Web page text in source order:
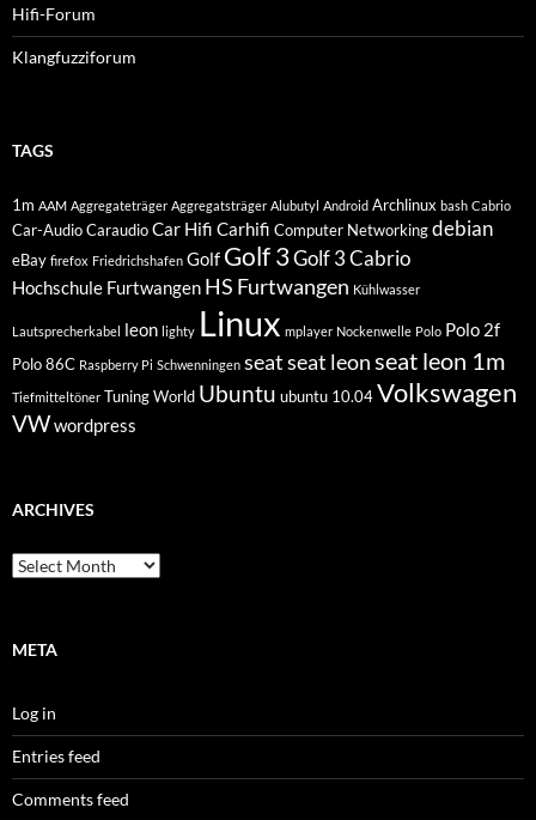
Hifi-Forum
Klangfuzziforum
TAGS
1m AAM Aggregateträger Aggregatsträger Alubutyl Android Archlinux bash Cabrio
Car-AudioCaraudioCar Hifi Carhifi Computer Networkingdebian
eBay firefox Friedrichshafen Golf Golf 3Golf 3 Cabrio
Hochschule Furtwangen HS Furtwangen Kühlwasser
Lautsprecherkabel leon lighty Linux mplayer Nockenwelle Polo Polo 2f
Polo 86C Raspberry Pi Schwenningen seatseat leonseat leon 1m
Tiefmitteltöner Tuning World Ubuntu ubuntu 10.04Volkswagen
VWwordpress
ARCHIVES
Archives
META
Log in
Entries feed
Comments feed